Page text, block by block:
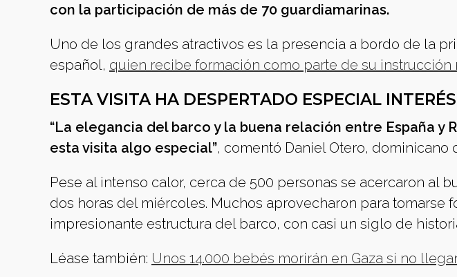
con la participación de más de 70 guardiamarinas.
Uno de los grandes atractivos es la presencia a bordo de la
español, quien recibe formación como parte de su instrucción
ESTA VISITA HA DESPERTADO ESPECIAL
“La elegancia del barco y la buena relación entre España y
esta visita algo especial”, comentó Daniel Otero, dominicano
Pese al intenso calor, cerca de 500 personas se acercaron al
dos horas del miércoles. Muchos aprovecharon para tomarse
impresionante estructura del barco, con casi un siglo de
Léase también: Unos 14.000 bebés morirán en Gaza si no